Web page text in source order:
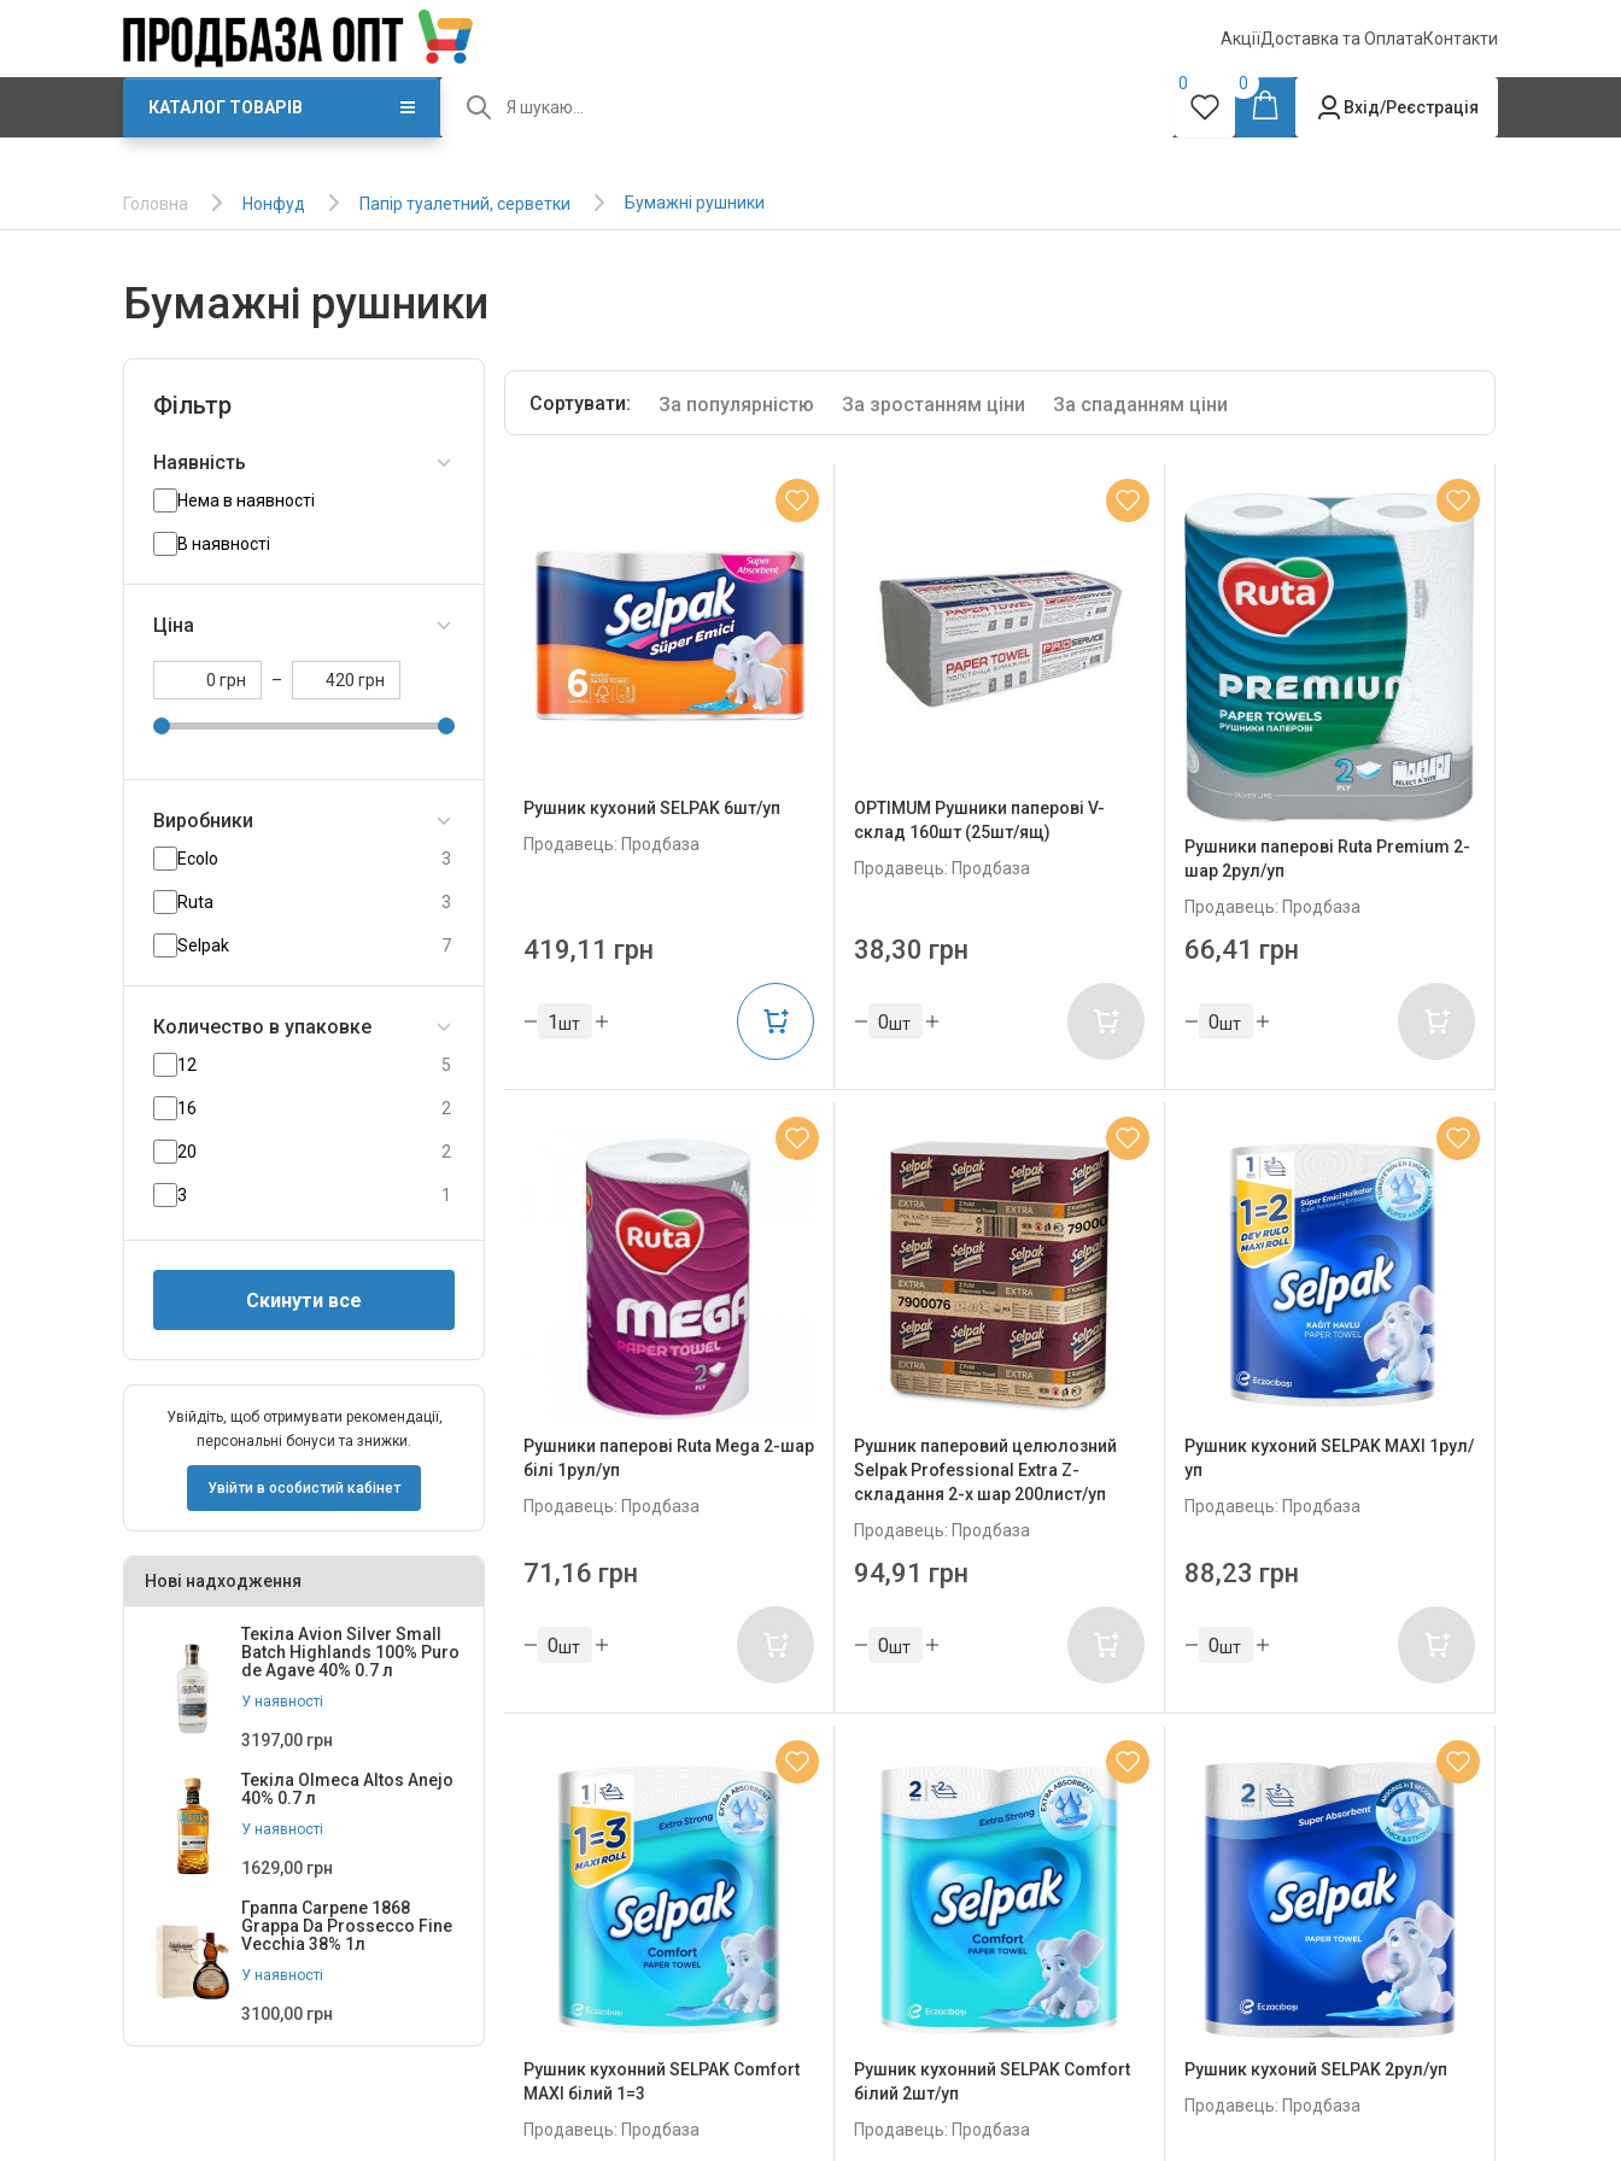
АкціїДоставка та ОплатаКонтакти
КАТАЛОГ ТОВАРІВ
0
0
Вхід/Реєстрація
Головна Нонфуд Папір туалетний, серветки Бумажні рушники
Бумажні рушники
Фільтр
Наявність
Нема в наявності
В наявності
Ціна
грн – грн
Виробники
Ecolo 3
Ruta 3
Selpak 7
Количество в упаковке
12 5
16 2
20 2
3 1
32 1
Увійдіть, щоб отримувати рекомендації,
персональні бонуси та знижки.
Увійти в особистий кабінет
Нові надходження
Текіла Avion Silver Small
Batch Highlands 100% Puro
de Agave 40% 0.7 л
У наявності
3197,00 грн
Текіла Olmeca Altos Anejo
40% 0.7 л
У наявності
1629,00 грн
Граппа Carpene 1868
Grappa Da Prossecco Fine
Vecchia 38% 1л
У наявності
3100,00 грн
Сортувати: За популярністю За зростанням ціни За спаданням ціни
Рушник кухоний SELPAK 6шт/уп
Продавець: Продбаза
419,11 грн
шт
OPTIMUM Рушники паперові V-
склад 160шт (25шт/ящ)
Продавець: Продбаза
38,30 грн
шт
Рушники паперові Ruta Premium 2-
шар 2рул/уп
Продавець: Продбаза
66,41 грн
шт
Рушники паперові Ruta Mega 2-шар
білі 1рул/уп
Продавець: Продбаза
71,16 грн
шт
Рушник паперовий целюлозний
Selpak Professional Extra Z-
складання 2-х шар 200лист/уп
Продавець: Продбаза
94,91 грн
шт
Рушник кухоний SELPAK MAXI 1рул/
уп
Продавець: Продбаза
88,23 грн
шт
Рушник кухонний SELPAK Comfort
MAXI білий 1=3
Продавець: Продбаза
Рушник кухонний SELPAK Comfort
білий 2шт/уп
Продавець: Продбаза
Рушник кухоний SELPAK 2рул/уп
Продавець: Продбаза